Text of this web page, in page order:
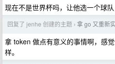
现在不是世界杯吗，让他选一个球
回复了 jenhe 创建的主题 › 拿 go 又重新
拿 token 做点有意义的事情啊，感
样。